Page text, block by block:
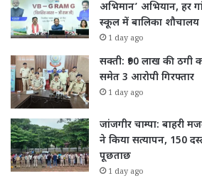
अभिमान’ अभियान, हर
स्कूल में बालिका शौचालय
1 day ago
सक्ती: ₹90 लाख की ठगी
समेत 3 आरोपी गिरफ्तार
1 day ago
जांजगीर चाम्पा: बाहरी
ने किया सत्यापन, 150
पूछताछ
1 day ago